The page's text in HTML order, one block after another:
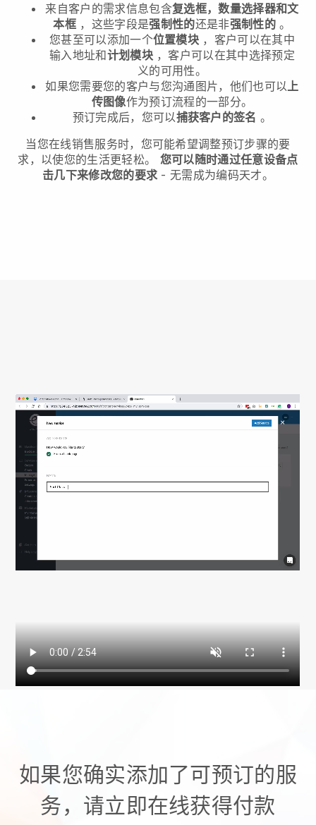
来自客户的需求信息包含复选框，数量选择器和文
本框 ，这些字段是强制性的还是非强制性的。
您甚至可以添加一个位置模块 ，客户可以在其中
输入地址和计划模块，客户可以在其中选择预定
义的可用性。
如果您需要您的客户与您沟通图片，他们也可以 上
传图像作为预订流程的一部分。
预订完成后，您可以捕获客户的签名 。
当您在线销售服务时，您可能希望调整预订步骤的要
求，以使您的生活更轻松。 您可以随时通过任意设备点
击几下来修改您的要求 - 无需成为编码天才。
如果您确实添加了可预订的服
务，请立即在线获得付款